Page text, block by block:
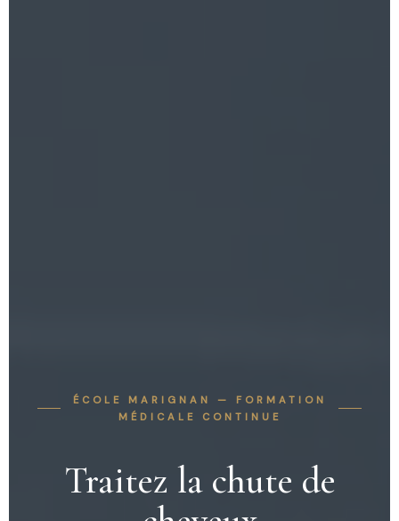
ÉCOLE MARIGNAN — FORMATION
MÉDICALE CONTINUE
Traitez la chute de